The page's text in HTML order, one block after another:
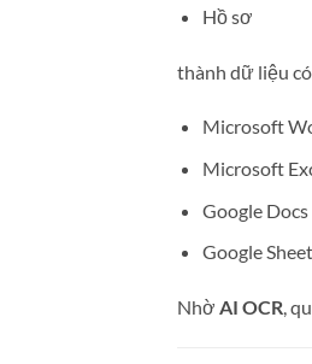
Hồ sơ
thành dữ liệu
Microsoft
Microsoft
Google Docs
Google
Nhờ AI OCR,